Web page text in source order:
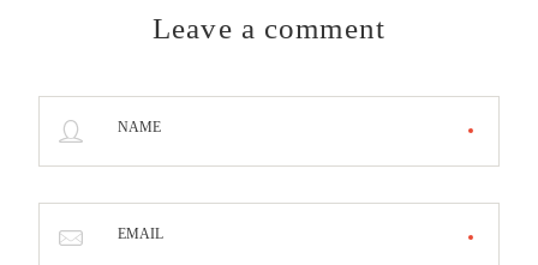
Leave a comment
NAME
EMAIL